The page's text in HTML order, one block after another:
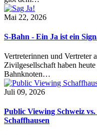
Mai 22, 2026
S-Bahn - Ein Ja ist ein
Vertreterinnen und Vertreter
Zivilgesellschaft haben
Bahnknoten…
Juli 09, 2026
Public Viewing Schweiz
Schaffhausen